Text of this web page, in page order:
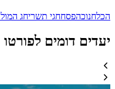
הכלחנוכהפסחחגי תשריחג
יעדים דומים לפורטו